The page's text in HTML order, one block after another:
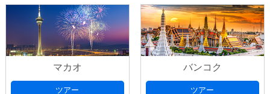
マカオ
ツアー
バンコク
ツアー